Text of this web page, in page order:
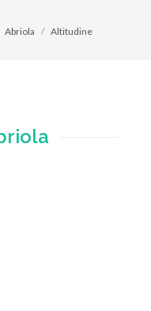
Abriola Altitudine